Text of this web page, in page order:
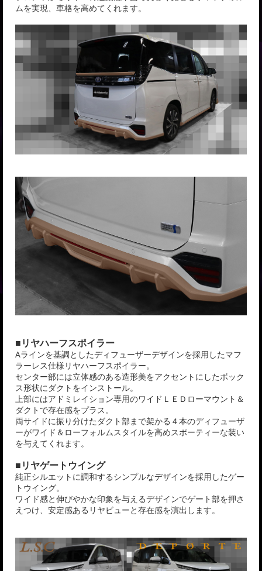
ムを実現、車格を高めてくれます。
■リヤハーフスポイラー
Aラインを基調としたディフューザーデザインを採用したマフ
ラーレス仕様リヤハーフスポイラー。
センター部には立体感のある造形美をアクセントにしたボック
ス形状にダクトをインストール。
上部にはアドミレイション専用のワイドＬＥＤローマウント＆
ダクトで存在感をプラス。
両サイドに振り分けたダクト部まで架かる４本のディフューザ
ーがワイド＆ローフォルムスタイルを高めスポーティーな装い
を与えてくれます。
■リヤゲートウイング
純正シルエットに調和するシンプルなデザインを採用したゲー
トウイング。
ワイド感と伸びやかな印象を与えるデザインでゲート部を押さ
えつけ、安定感あるリヤビューと存在感を演出します。